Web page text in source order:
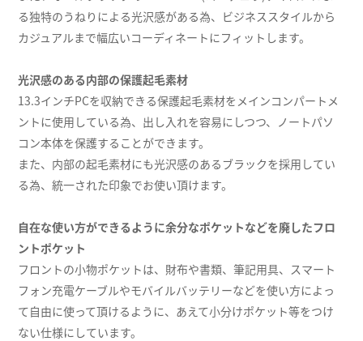
る独特のうねりによる光沢感がある為、ビジネススタイルから
カジュアルまで幅広いコーディネートにフィットします。
光沢感のある内部の保護起毛素材
13.3インチPCを収納できる保護起毛素材をメインコンパートメ
ントに使用している為、出し入れを容易にしつつ、ノートパソ
コン本体を保護することができます。
また、内部の起毛素材にも光沢感のあるブラックを採用してい
る為、統一された印象でお使い頂けます。
自在な使い方ができるように余分なポケットなどを廃したフロ
ントポケット
フロントの小物ポケットは、財布や書類、筆記用具、スマート
フォン充電ケーブルやモバイルバッテリーなどを使い方によっ
て自由に使って頂けるように、あえて小分けポケット等をつけ
ない仕様にしています。